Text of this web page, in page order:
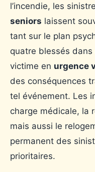
l’incendie, les
seniors laissent
tant sur le plan
quatre blessés
victime en urgence
des conséquences
tel événement. Les
charge médicale, la
mais aussi le
permanent des
prioritaires.